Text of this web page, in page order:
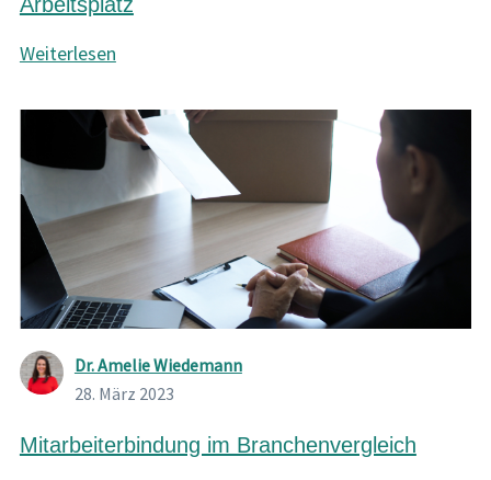
Weiterlesen
Dr. Amelie Wiedemann
28. März 2023
Mitarbeiterbindung im Branchenvergleich